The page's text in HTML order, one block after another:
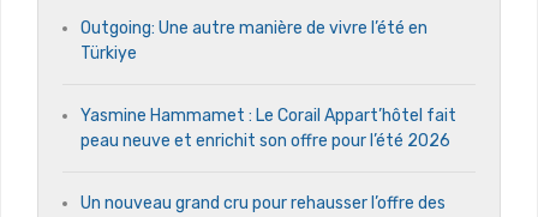
Outgoing: Une autre manière de vivre l’été en
Türkiye
Yasmine Hammamet : Le Corail Appart’hôtel fait
peau neuve et enrichit son offre pour l’été 2026
Un nouveau grand cru pour rehausser l’offre des